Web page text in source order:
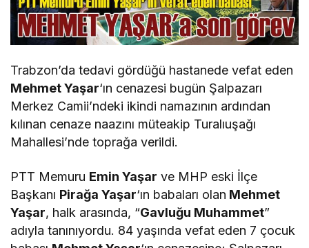
Trabzon’da tedavi gördüğü hastanede vefat eden
Mehmet Yaşar‘ın cenazesi bugün Şalpazarı
Merkez Camii’ndeki ikindi namazının ardından
kılınan cenaze naazını müteakip Turalıuşağı
Mahallesi’nde toprağa verildi.
PTT Memuru Emin Yaşar ve MHP eski İlçe
Başkanı Pirağa Yaşar‘ın babaları olan Mehmet
Yaşar, halk arasında, “Gavluğu Muhammet”
adıyla tanınıyordu. 84 yaşında vefat eden 7 çocuk